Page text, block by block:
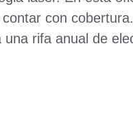
con
rifa anual de